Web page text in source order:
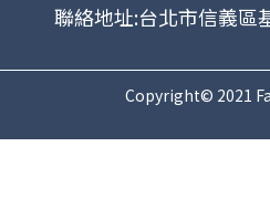
聯絡地址:台北市信義區
Copyright© 2021